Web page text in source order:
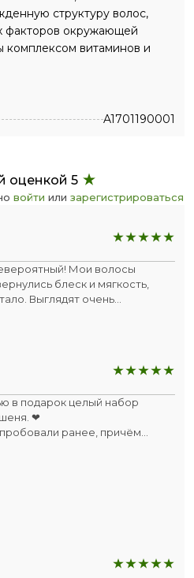
структуру волос,
факторов окружающей
витаминов и
A1701190001
оценкой 5
войти или зарегистрироваться
Мои волосы
блеск и мягкость,
Выглядят очень
и живыми. А сам
внутри флакона - это
в подарок целый набор
❤
ранее, причём
очень довольны - волосы
становятся. 💇 Маше
несмотря на её
при котором сильная
👌